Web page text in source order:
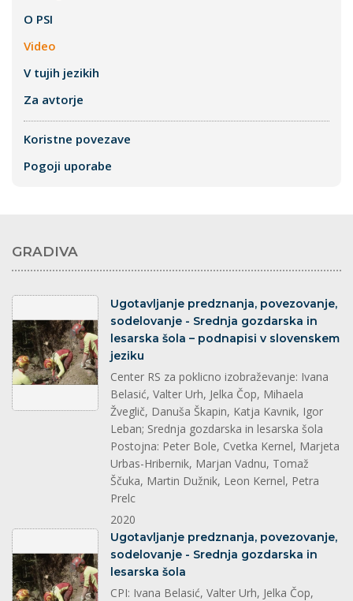
O PSI
Video
V tujih jezikih
Za avtorje
Koristne povezave
Pogoji uporabe
GRADIVA
splet
Ugotavljanje predznanja, povezovanje,
sodelovanje - Srednja gozdarska in
lesarska šola – podnapisi v slovenskem
jeziku
Center RS za poklicno izobraževanje: Ivana
Belasić, Valter Urh, Jelka Čop, Mihaela
Žveglič, Danuša Škapin, Katja Kavnik, Igor
Leban; Srednja gozdarska in lesarska šola
Postojna: Peter Bole, Cvetka Kernel, Marjeta
Urbas-Hribernik, Marjan Vadnu, Tomaž
Ščuka, Martin Dužnik, Leon Kernel, Petra
Prelc
2020
splet
Ugotavljanje predznanja, povezovanje,
sodelovanje - Srednja gozdarska in
lesarska šola
CPI: Ivana Belasić, Valter Urh, Jelka Čop,